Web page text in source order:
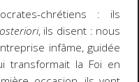
chrétiens : ils
, ils disent : nous
infâme, guidée
transformait la Foi en